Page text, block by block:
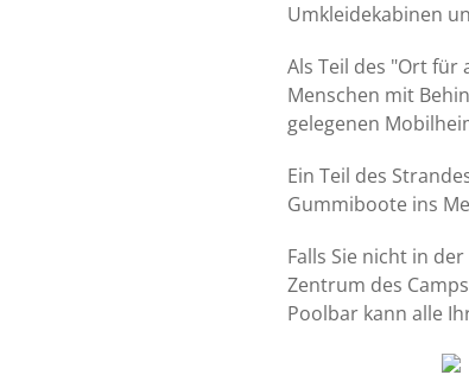
Umkleidekabinen
Als Teil des "Ort für
Menschen mit
gelegenen
Ein Teil des
Gummiboote ins
Falls Sie nicht in
Zentrum des
Poolbar kann alle